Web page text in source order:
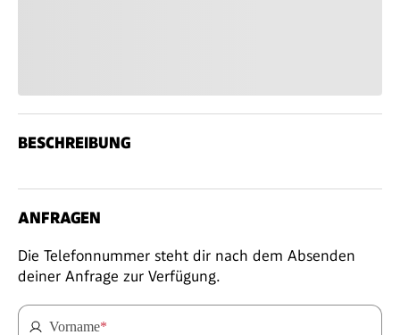
BESCHREIBUNG
ANFRAGEN
Die Telefonnummer steht dir nach dem Absenden
deiner Anfrage zur Verfügung.
Vorname*